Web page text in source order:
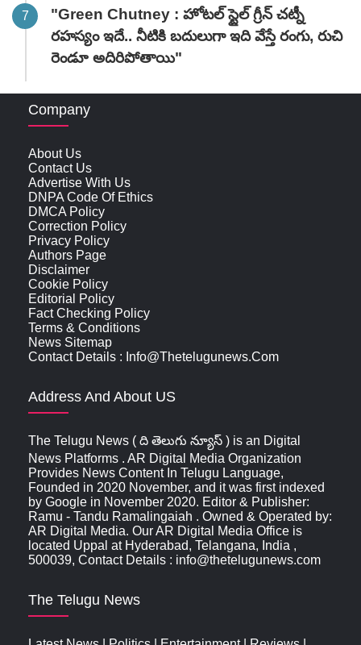
"Green Chutney : హోటల్ స్టైల్ గ్రీన్ చట్నీ
రహస్యం ఇదే.. నీటికి బదులుగా ఇది వేస్తే రంగు, రుచి
రెండూ అదిరిపోతాయి"
Company
About Us
Contact Us
Advertise With Us
DNPA Code Of Ethics
DMCA Policy
Correction Policy
Privacy Policy
Authors Page
Disclaimer
Cookie Policy
Editorial Policy
Fact Checking Policy
Terms & Conditions
News Sitemap
Contact Details : Info@thetelugunews.com
Address And About US
The Telugu News ( ది తెలుగు న్యూస్‌ ) is an Digital
News Platforms . AR Digital Media Organization
Provides News Content In Telugu Language,
Founded in 2020 November, and it was first indexed
by Google in November 2020. Editor & Publisher:
Ramu - Tandu Ramalingaiah . Owned & Operated by:
AR Digital Media. Our AR Digital Media Office is
located Uppal at Hyderabad, Telangana, India ,
500039, Contact Details : info@thetelugunews.com
The Telugu News